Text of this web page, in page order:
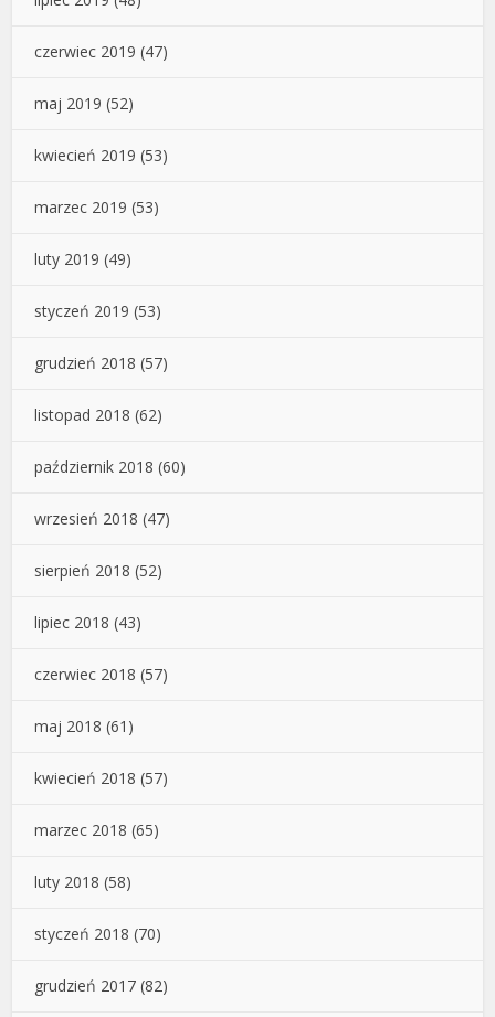
czerwiec 2019 (47)
maj 2019 (52)
kwiecień 2019 (53)
marzec 2019 (53)
luty 2019 (49)
styczeń 2019 (53)
grudzień 2018 (57)
listopad 2018 (62)
październik 2018 (60)
wrzesień 2018 (47)
sierpień 2018 (52)
lipiec 2018 (43)
czerwiec 2018 (57)
maj 2018 (61)
kwiecień 2018 (57)
marzec 2018 (65)
luty 2018 (58)
styczeń 2018 (70)
grudzień 2017 (82)